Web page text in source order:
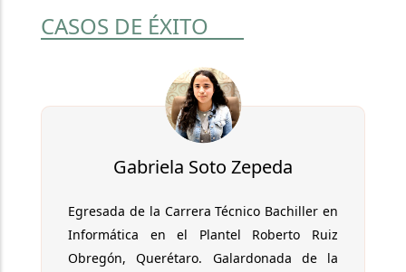
CASOS DE ÉXITO
Gabriela Soto Zepeda
Egresada de la Carrera Técnico Bachiller en
Informática en el Plantel Roberto Ruiz
Obregón, Querétaro. Galardonada de la